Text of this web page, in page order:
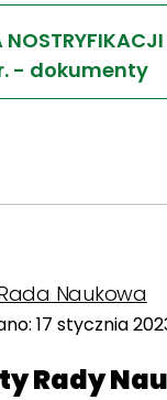
- dokumenty
Naukowa
17 stycznia
Rady